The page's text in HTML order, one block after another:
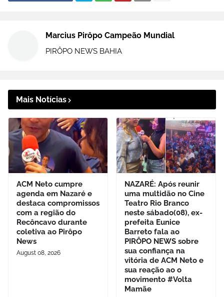
Marcius Pirôpo Campeão Mundial
PIRÔPO NEWS BAHIA
Mais Notícias
ACM Neto cumpre
agenda em Nazaré e
destaca compromissos
com a região do
Recôncavo durante
coletiva ao Pirôpo
News
August 08, 2026
NAZARÉ: Após reunir
uma multidão no Cine
Teatro Rio Branco
neste sábado(08), ex-
prefeita Eunice
Barreto fala ao
PIRÔPO NEWS sobre
sua confiança na
vitória de ACM Neto e
sua reação ao o
movimento #Volta
Mamãe